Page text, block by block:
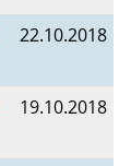
22.10.2018
19.10.2018